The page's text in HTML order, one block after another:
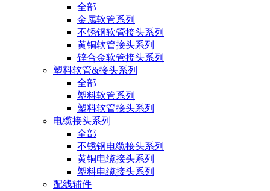
全部
金属软管系列
不锈钢软管接头系列
黄铜软管接头系列
锌合金软管接头系列
塑料软管&接头系列
全部
塑料软管系列
塑料软管接头系列
电缆接头系列
全部
不锈钢电缆接头系列
黄铜电缆接头系列
塑料电缆接头系列
配线辅件